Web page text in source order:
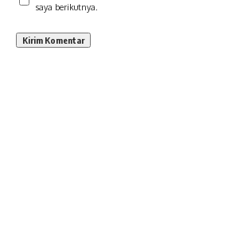
saya berikutnya.